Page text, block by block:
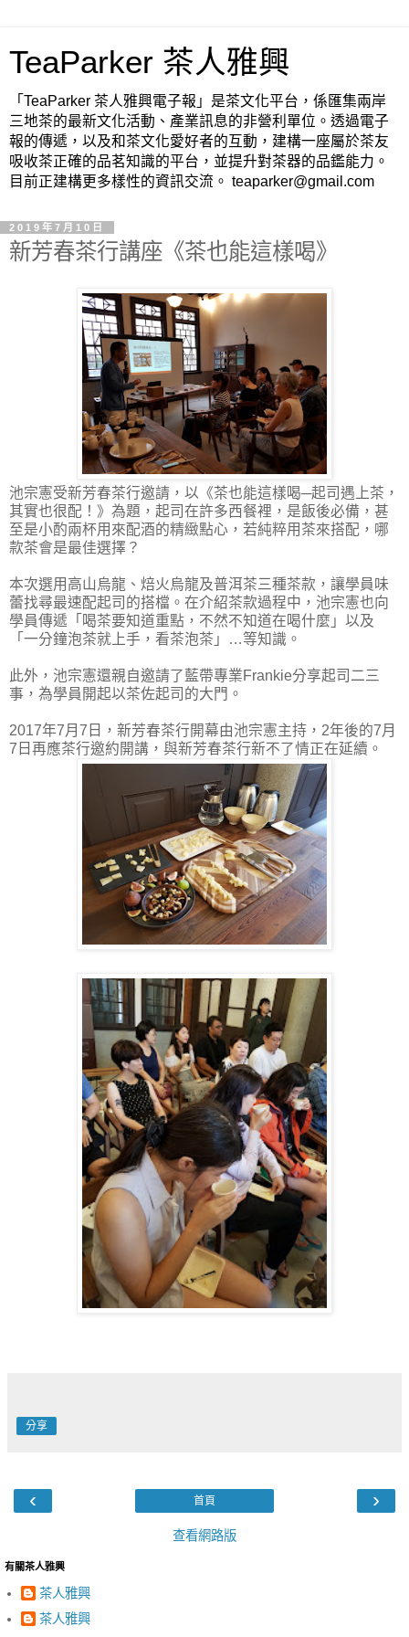
TeaParker 茶人雅興
「TeaParker 茶人雅興電子報」是茶文化平台，係匯集兩岸
三地茶的最新文化活動、產業訊息的非營利單位。透過電子
報的傳遞，以及和茶文化愛好者的互動，建構一座屬於茶友
吸收茶正確的品茗知識的平台，並提升對茶器的品鑑能力。
目前正建構更多樣性的資訊交流。 teaparker@gmail.com
2019年7月10日
新芳春茶行講座《茶也能這樣喝》
池宗憲受新芳春茶行邀請，以《茶也能這樣喝─起司遇上茶，
其實也很配！》為題，起司在許多西餐裡，是飯後必備，甚
至是小酌兩杯用來配酒的精緻點心，若純粹用茶來搭配，哪
款茶會是最佳選擇？
本次選用高山烏龍、焙火烏龍及普洱茶三種茶款，讓學員味
蕾找尋最速配起司的搭檔。在介紹茶款過程中，池宗憲也向
學員傳遞「喝茶要知道重點，不然不知道在喝什麼」以及
「一分鐘泡茶就上手，看茶泡茶」…等知識。
此外，池宗憲還親自邀請了藍帶專業Frankie分享起司二三
事，為學員開起以茶佐起司的大門。
2017年7月7日，新芳春茶行開幕由池宗憲主持，2年後的7月
7日再應茶行邀約開講，與新芳春茶行新不了情正在延續。
分享
‹ ›
首頁
查看網路版
有關茶人雅興
茶人雅興
茶人雅興